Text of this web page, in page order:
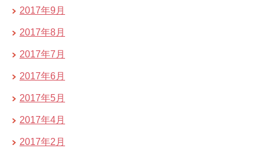
2017年9月
2017年8月
2017年7月
2017年6月
2017年5月
2017年4月
2017年2月